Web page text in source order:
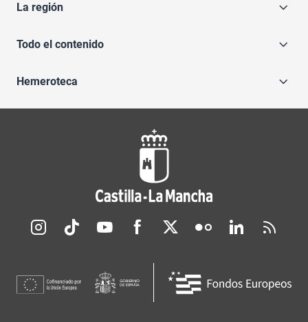
La región
Todo el contenido
Hemeroteca
Redes sociales JCCM